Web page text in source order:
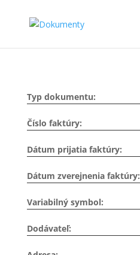
Typ dokumentu:
Číslo faktúry:
Dátum prijatia faktúry:
Dátum zverejnenia faktúry:
Variabilný symbol:
Dodávateľ: